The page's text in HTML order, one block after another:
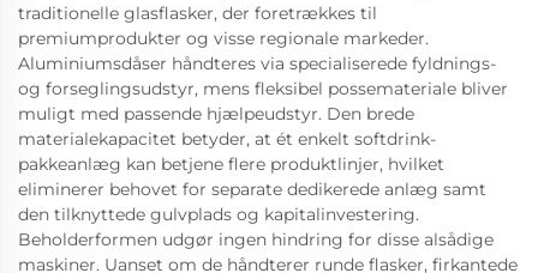
traditionelle glasflasker, der foretrækkes til
premiumprodukter og visse regionale markeder.
Aluminiumsdåser håndteres via specialiserede fyldnings-
og forseglingsudstyr, mens fleksibel possemateriale bliver
muligt med passende hjælpeudstyr. Den brede
materialekapacitet betyder, at ét enkelt softdrink-
pakkeanlæg kan betjene flere produktlinjer, hvilket
eliminerer behovet for separate dedikerede anlæg samt
den tilknyttede gulvplads og kapitalinvestering.
Beholderformen udgør ingen hindring for disse alsådige
maskiner. Uanset om de håndterer runde flasker, firkantede